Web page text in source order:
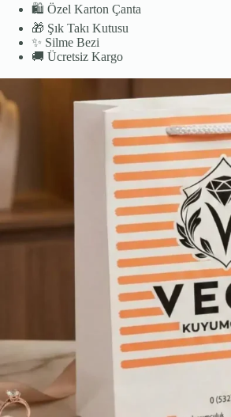
🛍️ Özel Karton Çanta
🎁 Şık Takı Kutusu
✨ Silme Bezi
🚚 Ücretsiz Kargo